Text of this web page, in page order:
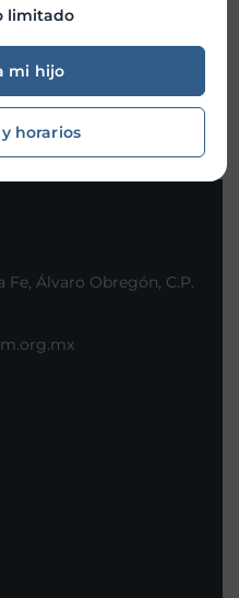
de Catequesis
Fe, Álvaro Obregón, C.P.
limitado
mi hijo
horarios